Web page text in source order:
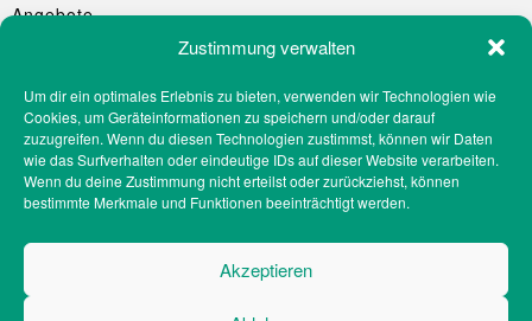
Zustimmung verwalten
Um dir ein optimales Erlebnis zu bieten, verwenden wir Technologien wie
Cookies, um Geräteinformationen zu speichern und/oder darauf
zuzugreifen. Wenn du diesen Technologien zustimmst, können wir Daten
wie das Surfverhalten oder eindeutige IDs auf dieser Website verarbeiten.
Wenn du deine Zustimmung nicht erteilst oder zurückziehst, können
bestimmte Merkmale und Funktionen beeinträchtigt werden.
Akzeptieren
Angebote
Catering
Webshop
Filialen
Kontakt
Teilnahmebedingungen Gewinnspiel
Impressum
Social-Media-Datenschutz